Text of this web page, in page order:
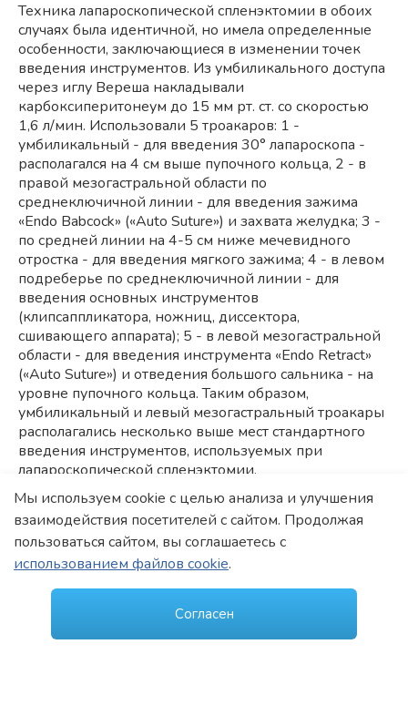
Техника лапароскопической спленэктомии в обоих
случаях была идентичной, но имела определенные
особенности, заключающиеся в изменении точек
введения инструментов. Из умбиликального доступа
через иглу Вереша накладывали
карбоксиперитонеум до 15 мм рт. ст. со скоростью
1,6 л/мин. Использовали 5 троакаров: 1 -
умбиликальный - для введения 30° лапароскопа -
располагался на 4 см выше пупочного кольца, 2 - в
правой мезогастральной области по
среднеключичной линии - для введения зажима
«Endo Babcock» («Auto Suture») и захвата желудка; 3 -
по средней линии на 4-5 см ниже мечевидного
отростка - для введения мягкого зажима; 4 - в левом
подреберье по среднеключичной линии - для
введения основных инструментов
(клипсаппликатора, ножниц, диссектора,
сшивающего аппарата); 5 - в левой мезогастральной
области - для введения инструмента «Endo Retract»
(«Auto Suture») и отведения большого сальника - на
уровне пупочного кольца. Таким образом,
умбиликальный и левый мезогастральный троакары
располагались несколько выше мест стандартного
введения инструментов, используемых при
лапароскопической спленэктомии.
ЛИТЕРАТУРА ПО ТЕМЕ
«ЛАПАРОСКОПИЧЕСКАЯ
СПЛЕНЭКТОМИЯ»
Мы используем cookie с целью анализа и улучшения
взаимодействия посетителей с сайтом. Продолжая
пользоваться сайтом, вы соглашаетесь с
использованием файлов cookie.
Согласен